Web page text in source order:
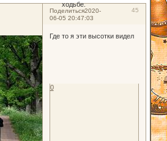
ходьбе.
Поделиться 45
2020-
06-05 20:47:03
Где то я эти высотки видел
0